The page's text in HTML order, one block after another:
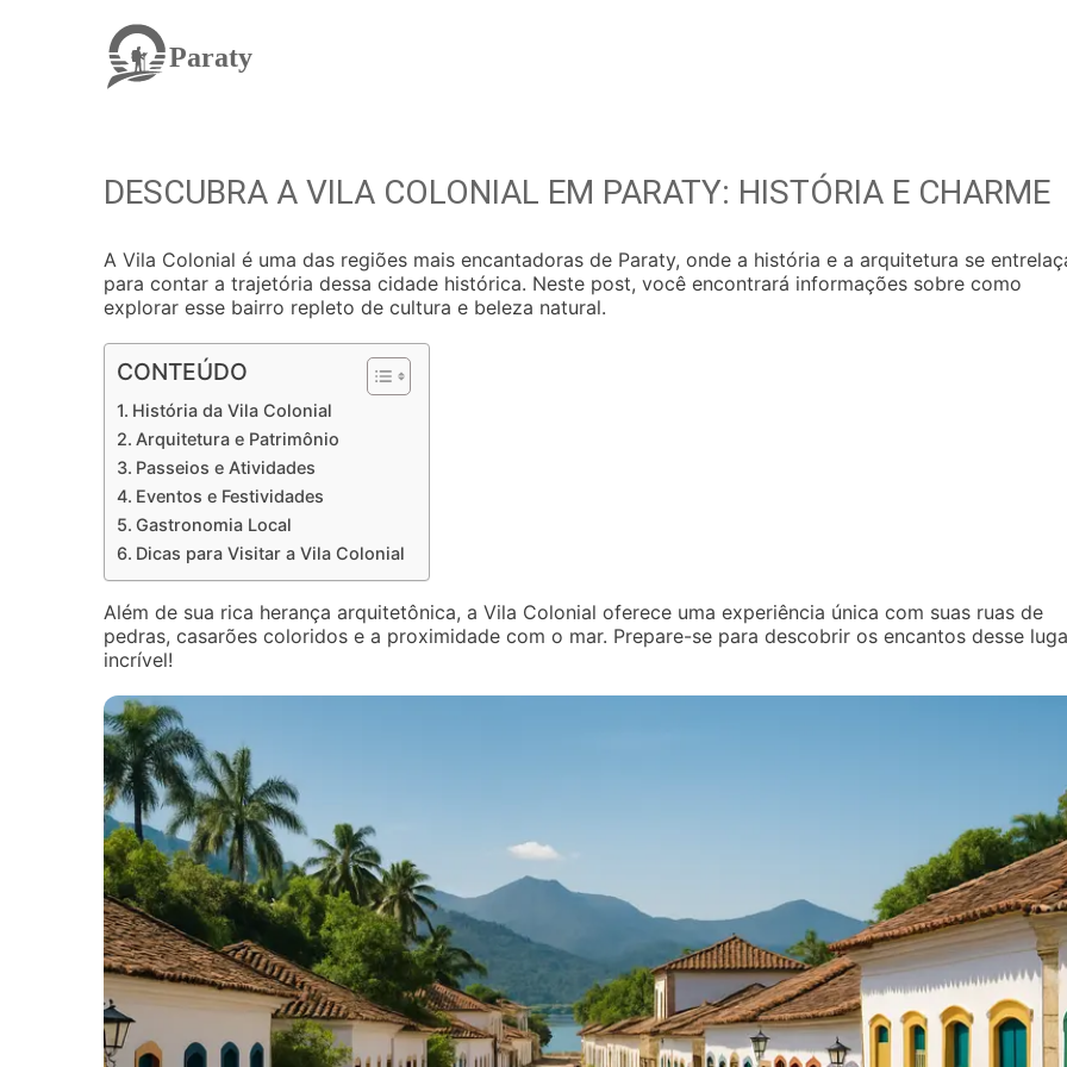
Paraty
DESCUBRA A VILA COLONIAL EM PARATY: HISTÓRIA E CHARME
A Vila Colonial é uma das regiões mais encantadoras de Paraty, onde a história e a arquitetura se
para contar a trajetória dessa cidade histórica. Neste post, você encontrará informações sobre como
explorar esse bairro repleto de cultura e beleza natural.
CONTEÚDO
História da Vila Colonial
Arquitetura e Patrimônio
Passeios e Atividades
Eventos e Festividades
Gastronomia Local
Dicas para Visitar a Vila Colonial
Além de sua rica herança arquitetônica, a Vila Colonial oferece uma experiência única com suas ruas de
pedras, casarões coloridos e a proximidade com o mar. Prepare-se para descobrir os encantos desse
incrível!